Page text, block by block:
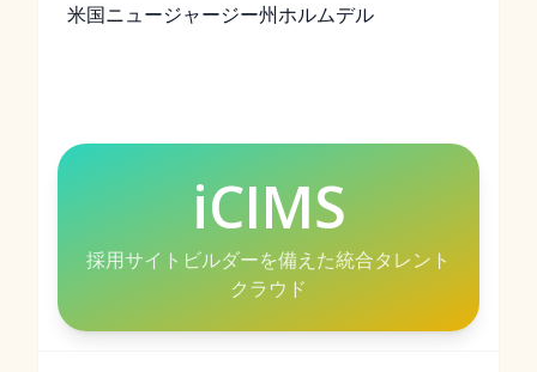
米国ニュージャージー州ホルムデル
iCIMS
採用サイトビルダーを備えた統合タレント
クラウド